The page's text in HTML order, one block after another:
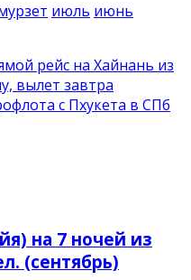
июль июнь
рейс на Хайнань из
вылет завтра
c Пхукета в СПб
на 7 ночей из
(сентябрь)